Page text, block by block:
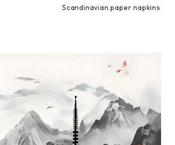
Scandinavian paper napkins